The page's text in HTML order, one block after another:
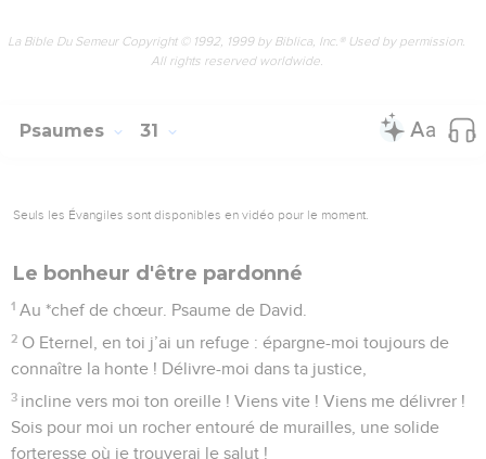
La Bible Du Semeur Copyright © 1992, 1999 by Biblica, Inc.® Used by permission.
All rights reserved worldwide.
Psaumes 31
Seuls les Évangiles sont disponibles en vidéo pour le moment.
Le bonheur d'être pardonné
1 Au *chef de chœur. Psaume de David.
2 O Eternel, en toi j’ai un refuge : épargne-moi toujours de
connaître la honte ! Délivre-moi dans ta justice,
3 incline vers moi ton oreille ! Viens vite ! Viens me délivrer !
Sois pour moi un rocher entouré de murailles, une solide
forteresse où je trouverai le salut !